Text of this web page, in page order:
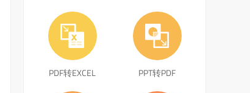
PDF转EXCEL PPT转PDF